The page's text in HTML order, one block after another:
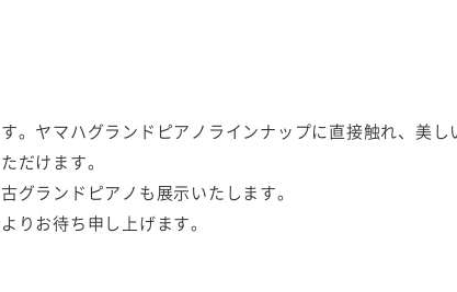
。ヤマハグランドピアノラインナップに直接触れ、美し
だけます。
グランドピアノも展示いたします。
りお待ち申し上げます。